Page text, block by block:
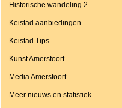
Historische wandeling 2
Keistad aanbiedingen
Keistad Tips
Kunst Amersfoort
Media Amersfoort
Meer nieuws en statistiek